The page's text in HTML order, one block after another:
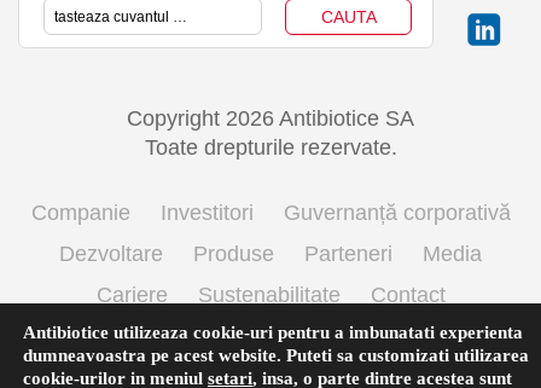
Copyright 2026 Antibiotice SA
Toate drepturile rezervate.
Companie Investitori
Guvernanță corporativă
Dezvoltare
Produse Parteneri
Media
Cariere
Sustenabilitate
Contact
Termeni si conditii de utilizare
Politica cookie
Prelucrarea datelor cu caracter personal
Antibiotice utilizeaza cookie-uri pentru a imbunatati experienta
dumneavoastra pe acest website. Puteti sa customizati utilizarea
cookie-urilor in meniul setari, insa, o parte dintre acestea sunt